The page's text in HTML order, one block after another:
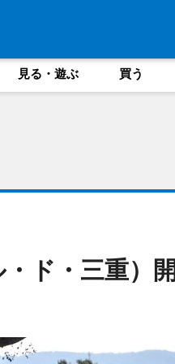
見る・遊ぶ 買う
ド・三重）